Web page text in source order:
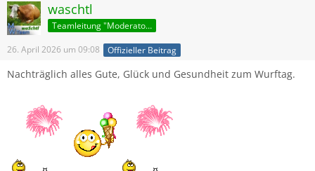
waschtl
Teamleitung "Moderatoren"
26. April 2026 um 09:08 Offizieller Beitrag
Nachträglich alles Gute, Glück und Gesundheit zum Wurftag.